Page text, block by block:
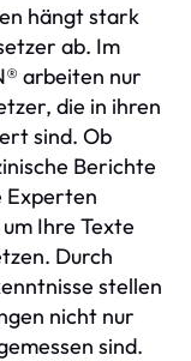
hängt stark
ab. Im
arbeiten nur
die in ihren
sind. Ob
Berichte
Experten
Ihre Texte
Durch
stellen
nicht nur
sind.